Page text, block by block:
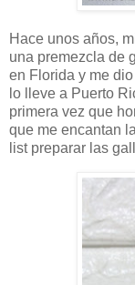
Hace unos años,
una premezcla de
en Florida y me
lo lleve a Puerto
primera vez que
que me encantan
list preparar las